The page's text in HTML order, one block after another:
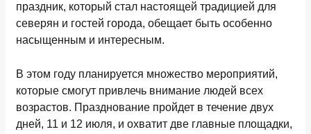
праздник, который стал настоящей традицией для
северян и гостей города, обещает быть особенно
насыщенным и интересным.
В этом году планируется множество мероприятий,
которые смогут привлечь внимание людей всех
возрастов. Празднование пройдет в течение двух
дней, 11 и 12 июля, и охватит две главные площадки,